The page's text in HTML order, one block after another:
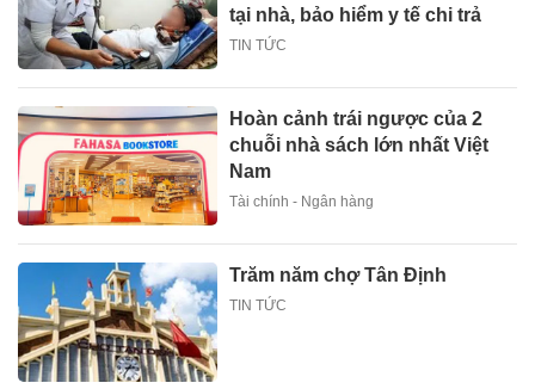
tại nhà, bảo hiểm y tế chi trả
TIN TỨC
Hoàn cảnh trái ngược của 2
chuỗi nhà sách lớn nhất Việt
Nam
Tài chính - Ngân hàng
Trăm năm chợ Tân Định
TIN TỨC